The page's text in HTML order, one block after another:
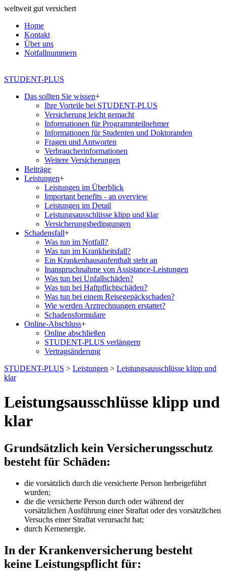
weltweit gut versichert
Home
Kontakt
Über uns
Notfallnummern
STUDENT-PLUS
Das sollten Sie wissen+
Ihre Vorteile bei STUDENT-PLUS
Versicherung leicht gemacht
Informationen für Programmteilnehmer
Informationen für Studenten und Doktoranden
Fragen und Antworten
Verbraucherinformationen
Weitere Versicherungen
Beiträge
Leistungen+
Leistungen im Überblick
Important benefits - an overview
Leistungen im Detail
Leistungsausschlüsse klipp und klar
Versicherungsbedingungen
Schadensfall+
Was tun im Notfall?
Was tun im Krankheitsfall?
Ein Krankenhausaufenthalt steht an
Inanspruchnahme von Assistance-Leistungen
Was tun bei Unfallschäden?
Was tun bei Haftpflichtschäden?
Was tun bei einem Reisegepäckschaden?
Wie werden Arztrechnungen erstattet?
Schadensformulare
Online-Abschluss+
Online abschließen
STUDENT-PLUS verlängern
Vertragsänderung
STUDENT-PLUS > Leistungen > Leistungsausschlüsse klipp und
klar
Leistungsausschlüsse klipp und
klar
Grundsätzlich kein Versicherungsschutz
besteht für Schäden:
die vorsätzlich durch die versicherte Person herbeigeführt
wurden;
die die versicherte Person durch oder während der
vorsätzlichen Ausführung einer Straftat oder des vorsätzlichen
Versuchs einer Straftat verursacht hat;
durch Kernenergie.
In der Krankenversicherung besteht
keine Leistungspflicht für: